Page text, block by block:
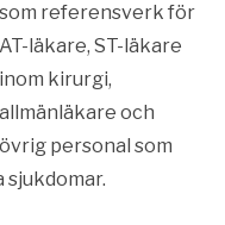
som referensverk för
AT-läkare, ST-läkare
inom kirurgi,
allmänläkare och
övrig personal som